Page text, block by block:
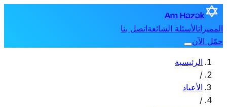
Am Hazak
المميزاتالأسئلة الشائعةاتصل بنا
حمّل الآن
الرئيسية
/
الأعياد
/